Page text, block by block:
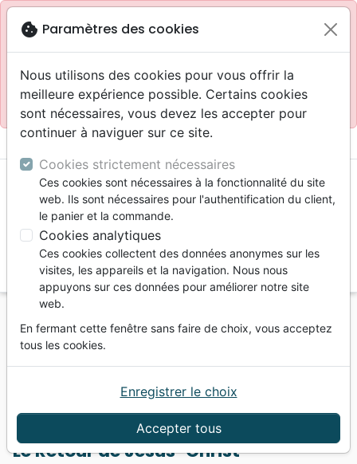
blockSite réservé aux professionnels
Accès pour les professionnels : Se connecter
Site pour le grand public : La Maison de la Bible
menu
Vous ne pouvez pas créer de nouvelle commande
depuis votre pays (United States).
Doctrine
Prophétie
Retour de Jésus-Christ (Le)
Le Retour de Jésus-Christ
cookie Paramètres des cookies
Nous utilisons des cookies pour vous offrir la
meilleure expérience possible. Certains cookies
sont nécessaires, vous devez les accepter pour
continuer à naviguer sur ce site.
Cookies strictement nécessaires
Ces cookies sont nécessaires à la fonctionnalité du site
web. Ils sont nécessaires pour l'authentification du client,
le panier et la commande.
Cookies analytiques
Ces cookies collectent des données anonymes sur les
visites, les appareils et la navigation. Nous nous
appuyons sur ces données pour améliorer notre site
web.
En fermant cette fenêtre sans faire de choix, vous acceptez
tous les cookies.
Accepter tous
Enregistrer le choix